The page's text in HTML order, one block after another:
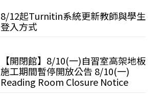
8/12起Turnitin系統更新教師與學生
登入方式
【開閉館】8/10(一)自習室高架地板
施工期間暫停開放公告 8/10(一)
Reading Room Closure Notice